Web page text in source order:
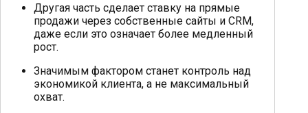
Другая часть сделает ставку на прямые
продажи через собственные сайты и CRM,
даже если это означает более медленный
рост.
Значимым фактором станет контроль над
экономикой клиента, а не максимальный
охват.